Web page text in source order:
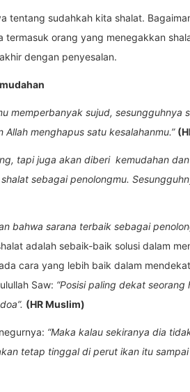
tentang sudahkah kita shalat.
orang yang menegakkan
dengan penyesalan.
memperbanyak sujud, sesungguhnya
menghapus satu kesalahanmu.”
tapi juga akan diberi kemudahan
sebagai penolongmu.
bahwa sarana terbaik sebagai
adalah sebaik-baik solusi dalam
cara yang lebih baik dalam
Saw: “Posisi paling dekat
”. (HR Muslim)
“Maka kalau sekiranya dia
tetap tinggal di perut ikan itu sampai